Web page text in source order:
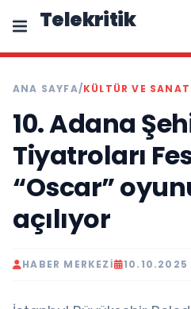
Telekritik
ANA SAYFA/KÜLTÜR VE SANAT
10. Adana
Tiyatroları
“Oscar”
açılıyor
HABER MERKEZI 10.10.2025